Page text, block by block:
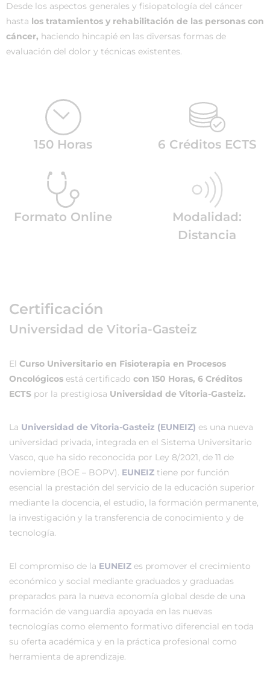
Desde los aspectos generales y fisiopatología del cáncer
hasta los tratamientos y rehabilitación de las personas con
cáncer, haciendo hincapié en las diversas formas de
evaluación del dolor y técnicas existentes.
150 Horas 6 Créditos ECTS
Formato Online
Modalidad:
Distancia
Certificación
Universidad de Vitoria-Gasteiz
El Curso Universitario en Fisioterapia en Procesos
Oncológicos está certificado con 150 Horas, 6 Créditos
ECTS por la prestigiosa Universidad de Vitoria-Gasteiz.
La Universidad de Vitoria-Gasteiz (EUNEIZ) es una nueva
universidad privada, integrada en el Sistema Universitario
Vasco, que ha sido reconocida por Ley 8/2021, de 11 de
noviembre (BOE – BOPV). EUNEIZ tiene por función
esencial la prestación del servicio de la educación superior
mediante la docencia, el estudio, la formación permanente,
la investigación y la transferencia de conocimiento y de
tecnología.
El compromiso de la EUNEIZ es promover el crecimiento
económico y social mediante graduados y graduadas
preparados para la nueva economía global desde de una
formación de vanguardia apoyada en las nuevas
tecnologías como elemento formativo diferencial en toda
su oferta académica y en la práctica profesional como
herramienta de aprendizaje.